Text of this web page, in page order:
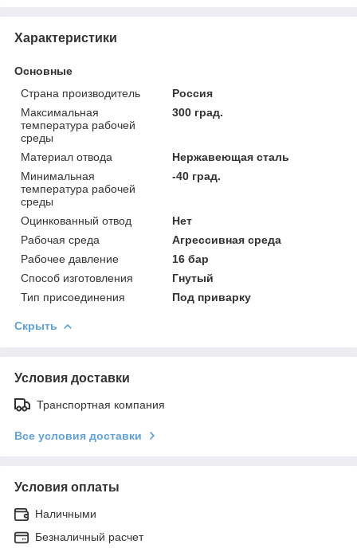
Характеристики
Основные
Страна производитель
Россия
Максимальная
температура рабочей
среды
300 град.
Материал отвода
Нержавеющая сталь
Минимальная
температура рабочей
среды
-40 град.
Оцинкованный отвод
Нет
Рабочая среда
Агрессивная среда
Рабочее давление
16 бар
Способ изготовления
Гнутый
Тип присоединения
Под приварку
Скрыть
Условия доставки
Транспортная компания
Все условия доставки
Условия оплаты
Наличными
Безналичный расчет